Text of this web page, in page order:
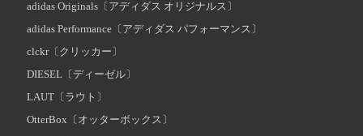
adidas Originals〔アディダス オリジナルス〕
adidas Performance〔アディダス パフォーマンス〕
clckr〔クリッカー〕
DIESEL〔ディーゼル〕
LAUT〔ラウト〕
OtterBox〔オッターボックス〕